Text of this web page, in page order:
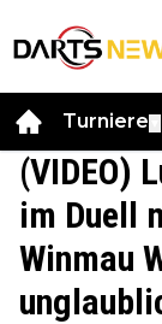
Turniere
(VIDEO)
im Duell
Winmau